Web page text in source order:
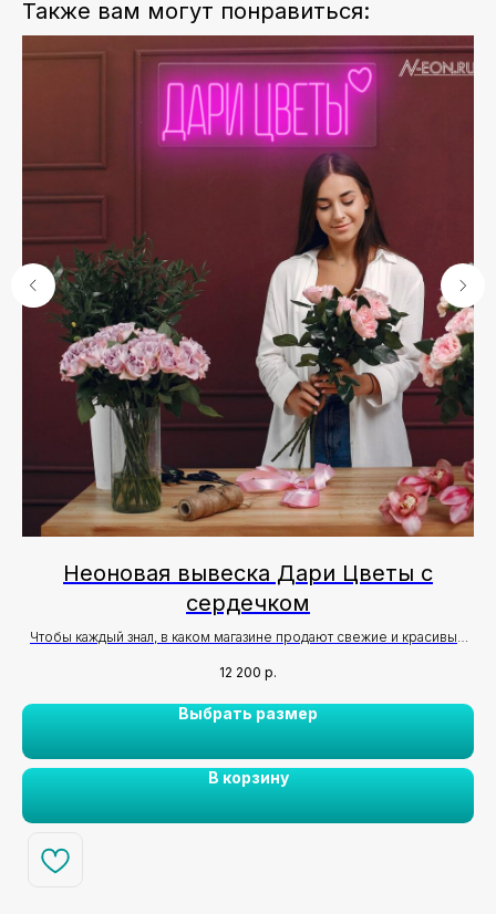
Также вам могут понравиться:
Неоновая вывеска Дари Цветы с
сердечком
Чтобы каждый знал, в каком магазине продают свежие и красивые
12 200 р.
Выбрать размер
В корзину